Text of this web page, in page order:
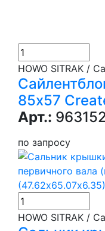
HOWO SITRAK /
85х57
Арт.:
по запросу
HOWO SITRAK /